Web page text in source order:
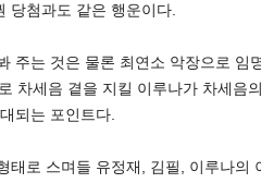
당첨과도 같은 행운이다.
주는 것은 물론 최연소 악장으로 임
차세음 곁을 지킬 이루나가 차세음
되는 포인트다.
태로 스며들 유정재, 김필, 이루나의